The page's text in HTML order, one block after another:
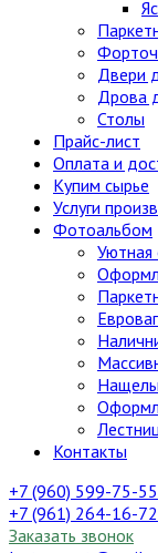
Двери
Дрова
Столы
Прайс-лист
Оплата и
Купим сырье
Услуги
Фотоальбом
Уютная
Контакты
+7 (960) 599-75-55
+7 (961) 264-16-72
Заказать звонок